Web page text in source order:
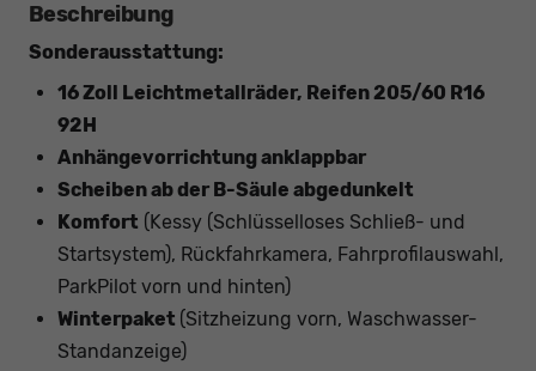
Beschreibung
Sonderausstattung:
16 Zoll Leichtmetallräder, Reifen 205/60 R16
92H
Anhängevorrichtung anklappbar
Scheiben ab der B-Säule abgedunkelt
Komfort (Kessy (Schlüsselloses Schließ- und
Startsystem), Rückfahrkamera, Fahrprofilauswahl,
ParkPilot vorn und hinten)
Winterpaket (Sitzheizung vorn, Waschwasser-
Standanzeige)